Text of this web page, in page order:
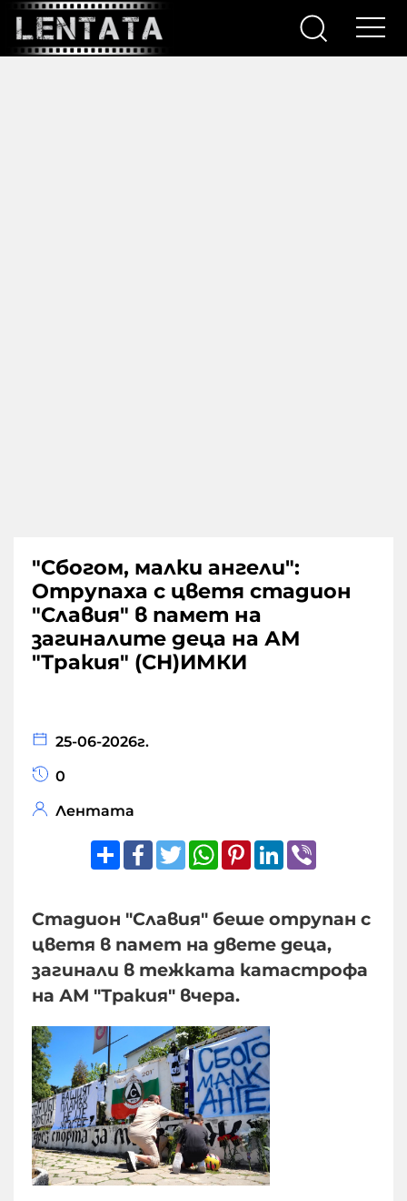
"Сбогом, малки ангели":
Отрупаха с цветя стадион
"Славия" в памет на
загиналите деца на АМ
"Тракия" (СН)ИМКИ
25-06-2026г.
0
Лентата
ShareFacebook
TwitterWhatsApp
Pinterest
LinkedIn
Стадион "Славия" беше отрупан с
цветя в памет на двете деца,
загинали в тежката катастрофа
на АМ "Тракия" вчера.